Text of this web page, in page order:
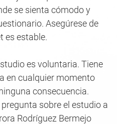
se sienta cómodo y
Asegúrese de
es estable.
es voluntaria. Tiene
en cualquier momento
consecuencia.
sobre el estudio a
Rodríguez Bermejo